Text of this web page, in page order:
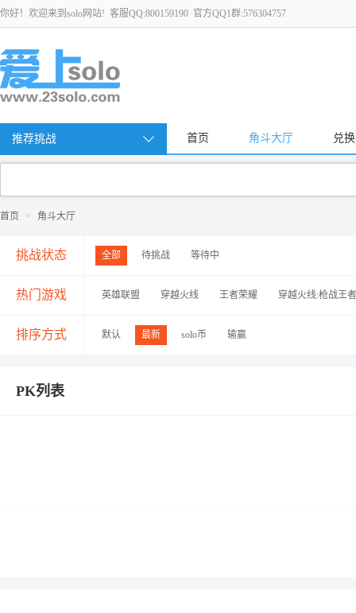
你好！欢迎来到solo网站! 客服QQ:800159190 官方QQ1群:576304757
推荐挑战 首页 角斗大厅 兑
首页 > 角斗大厅
挑战状态 全部 待挑战 等待中
热门游戏 英雄联盟 穿越火线 王者荣耀 穿越火线:枪战王者
排序方式 默认 最新 solo币 输赢
PK列表